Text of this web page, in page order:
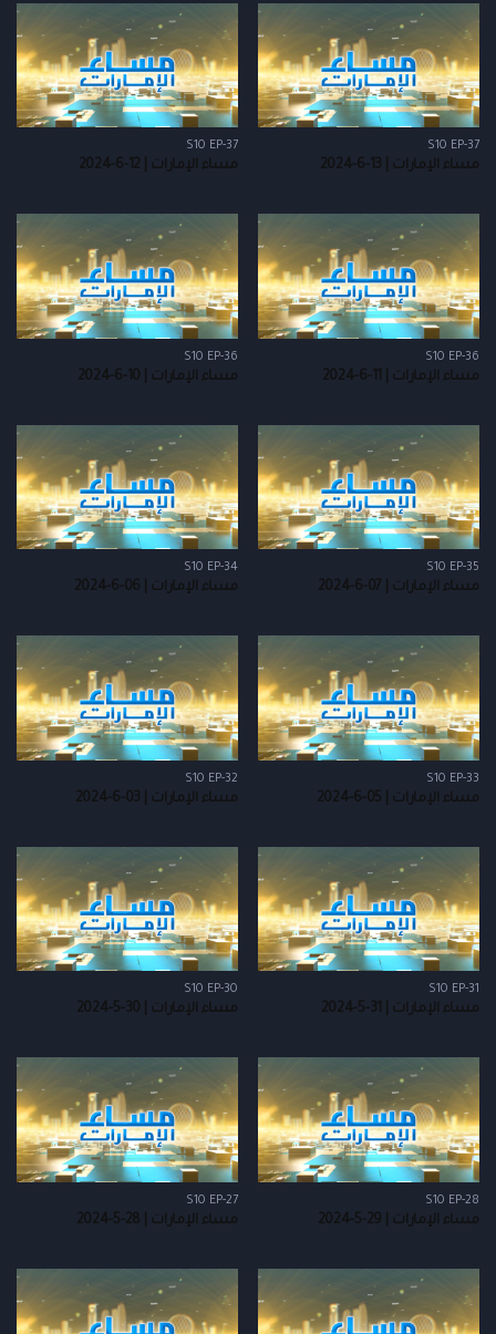
S10 EP-37
مساء الإمارات | 13-6-2024
S10 EP-37
مساء الإمارات | 12-6-2024
S10 EP-36
مساء الإمارات | 11-6-2024
S10 EP-36
مساء الإمارات | 10-6-2024
S10 EP-35
مساء الإمارات | 07-6-2024
S10 EP-34
مساء الإمارات | 06-6-2024
S10 EP-33
مساء الإمارات | 05-6-2024
S10 EP-32
مساء الإمارات | 03-6-2024
S10 EP-31
مساء الإمارات | 31-5-2024
S10 EP-30
مساء الإمارات | 30-5-2024
S10 EP-28
مساء الإمارات | 29-5-2024
S10 EP-27
مساء الإمارات | 28-5-2024